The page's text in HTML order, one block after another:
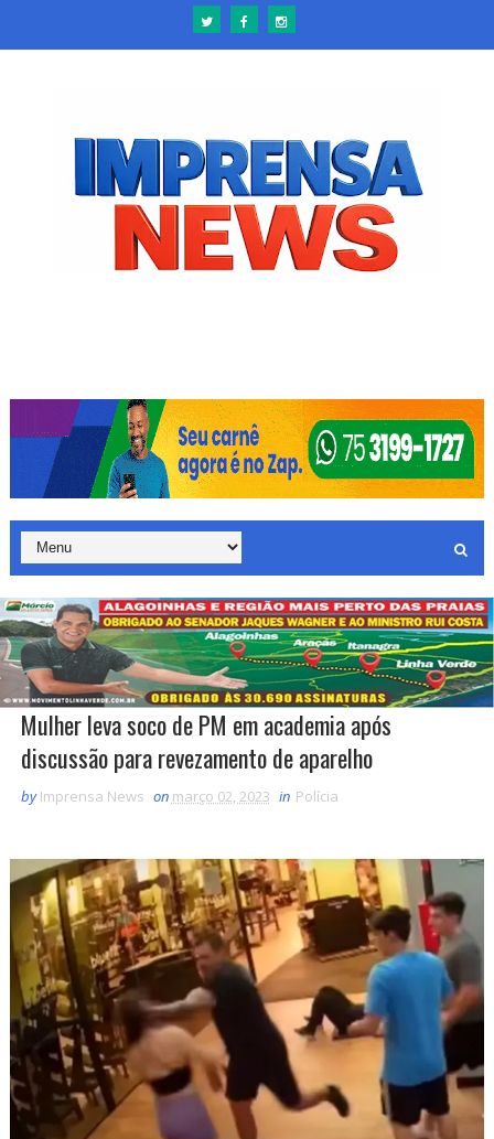
Mulher leva soco de PM em academia após
discussão para revezamento de aparelho
by Imprensa News on março 02, 2023 in Polícia